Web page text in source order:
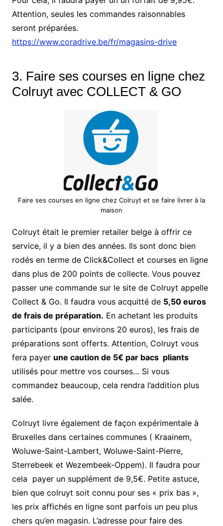
Attention, seules les commandes raisonnables
seront préparées.
https://www.coradrive.be/fr/magasins-drive
3. Faire ses courses en ligne chez
Colruytavec COLLECT & GO
Faire ses courses en ligne chez Colruyt et se faire livrer à la
maison
Colruyt était le premier retailer belge à offrir ce
service, il y a bien des années. Ils sont donc bien
rodés en terme de Click&Collect et courses en ligne
dans plus de 200 points de collecte. Vous pouvez
passer une commande sur le site de Colruyt appelle
Collect & Go. Il faudra vous acquitté de 5,50 euros
de frais de préparation. En achetant les produits
participants (pour environs 20 euros), les frais de
préparations sont offerts. Attention, Colruyt vous
fera payer une caution de 5€ par bacs pliants
utilisés pour mettre vos courses… Si vous
commandez beaucoup, cela rendra l’addition plus
salée.
Colruyt livre également de façon expérimentale à
Bruxelles dans certaines communes ( Kraainem,
Woluwe-Saint-Lambert, Woluwe-Saint-Pierre,
Sterrebeek et Wezembeek-Oppem). Il faudra pour
cela payer un supplément de 9,5€. Petite astuce,
bien que colruyt soit connu pour ses « prix bas »,
les prix affichés en ligne sont parfois un peu plus
chers qu’en magasin. L’adresse pour faire des